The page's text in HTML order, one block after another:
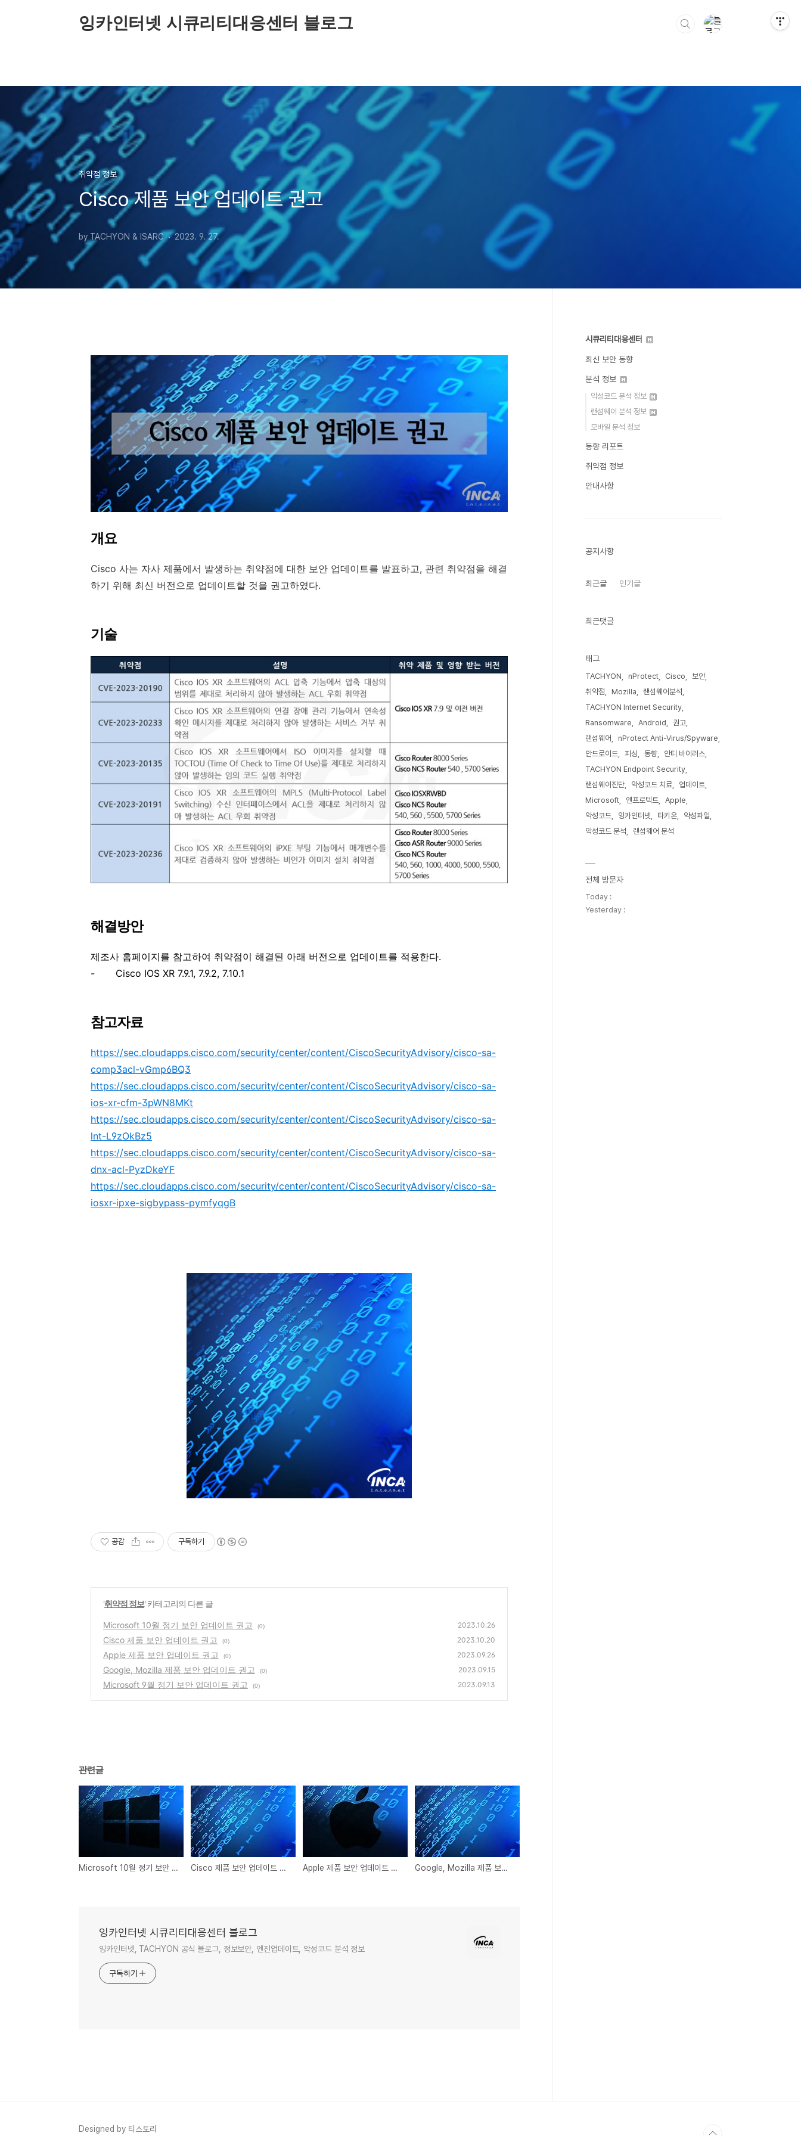
잉카인터넷 시큐리티대응센터 블로그
취약점 정보
Cisco 제품 보안 업데이트 권고
by TACHYON & ISARC 2023. 9. 27.
개요
Cisco 사는 자사 제품에서 발생하는 취약점에 대한 보안 업데이트를 발표하고, 관련 취약점을 해결
하기 위해 최신 버전으로 업데이트할 것을 권고하였다.
기술
해결방안
제조사 홈페이지를 참고하여 취약점이 해결된 아래 버전으로 업데이트를 적용한다.
-
Cisco IOS XR 7.9.1, 7.9.2, 7.10.1
참고자료
https://sec.cloudapps.cisco.com/security/center/content/CiscoSecurityAdvisory/cisco-sa-
comp3acl-vGmp6BQ3
https://sec.cloudapps.cisco.com/security/center/content/CiscoSecurityAdvisory/cisco-sa-
ios-xr-cfm-3pWN8MKt
https://sec.cloudapps.cisco.com/security/center/content/CiscoSecurityAdvisory/cisco-sa-
lnt-L9zOkBz5
https://sec.cloudapps.cisco.com/security/center/content/CiscoSecurityAdvisory/cisco-sa-
dnx-acl-PyzDkeYF
https://sec.cloudapps.cisco.com/security/center/content/CiscoSecurityAdvisory/cisco-sa-
iosxr-ipxe-sigbypass-pymfyqgB
공감 구독하기
'취약점 정보' 카테고리의 다른 글
Microsoft 10월 정기 보안 업데이트 권고 (0) 2023.10.26
Cisco 제품 보안 업데이트 권고 (0) 2023.10.20
Apple 제품 보안 업데이트 권고 (0) 2023.09.26
Google, Mozilla 제품 보안 업데이트 권고 (0) 2023.09.15
Microsoft 9월 정기 보안 업데이트 권고 (0) 2023.09.13
관련글
Microsoft 10월 정기 보안 업데이트 권고 Cisco 제품 보안 업데이트 권고 Apple 제품 보안 업데이트 권고 Google, Mozilla 제품 보안 업데이트 권고
잉카인터넷 시큐리티대응센터 블로그
잉카인터넷, TACHYON 공식 블로그, 정보보안, 엔진업데이트, 악성코드 분석 정보
구독하기
시큐리티대응센터
최신 보안 동향
분석 정보
악성코드 분석 정보
랜섬웨어 분석 정보
모바일 분석 정보
동향 리포트
취약점 정보
안내사항
공지사항
최근글 인기글
최근댓글
태그
TACHYON nProtect Cisco
보안
취약점
Mozilla
랜섬웨어분석
TACHYON Internet Security
Ransomware
Android
권고
랜섬웨어
nProtect Anti-Virus/Spyware
안드로이드
피싱 동향
안티 바이러스
TACHYON Endpoint Security
랜섬웨어진단
악성코드 치료
업데이트
Microsoft
엔프로텍트
Apple
악성코드
잉카인터넷 타키온
악성파일
악성코드 분석
랜섬웨어 분석
전체 방문자
Today :
Yesterday :
Designed by 티스토리